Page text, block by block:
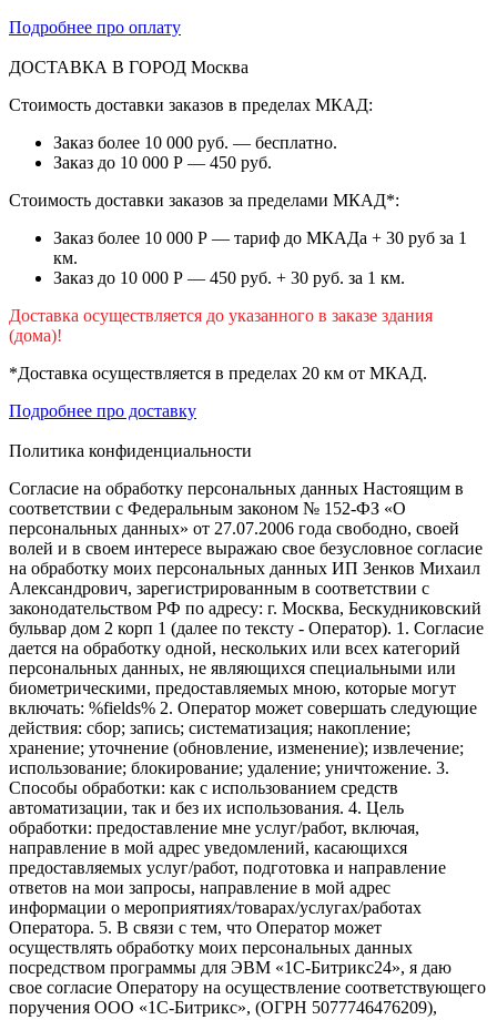
Подробнее про оплату
ДОСТАВКА В ГОРОД Москва
Стоимость доставки заказов в пределах МКАД:
Заказ более 10 000 руб. — бесплатно.
Заказ до 10 000 Р — 450 руб.
Стоимость доставки заказов за пределами МКАД*:
Заказ более 10 000 Р — тариф до МКАДа + 30 руб за 1
км.
Заказ до 10 000 Р — 450 руб. + 30 руб. за 1 км.
Доставка осуществляется до указанного в заказе здания
(дома)!
*Доставка осуществляется в пределах 20 км от МКАД.
Подробнее про доставку
Политика конфиденциальности
Согласие на обработку персональных данных Настоящим в
соответствии с Федеральным законом № 152-ФЗ «О
персональных данных» от 27.07.2006 года свободно, своей
волей и в своем интересе выражаю свое безусловное согласие
на обработку моих персональных данных ИП Зенков Михаил
Александрович, зарегистрированным в соответствии с
законодательством РФ по адресу: г. Москва, Бескудниковский
бульвар дом 2 корп 1 (далее по тексту - Оператор). 1. Согласие
дается на обработку одной, нескольких или всех категорий
персональных данных, не являющихся специальными или
биометрическими, предоставляемых мною, которые могут
включать: %fields% 2. Оператор может совершать следующие
действия: сбор; запись; систематизация; накопление;
хранение; уточнение (обновление, изменение); извлечение;
использование; блокирование; удаление; уничтожение. 3.
Способы обработки: как с использованием средств
автоматизации, так и без их использования. 4. Цель
обработки: предоставление мне услуг/работ, включая,
направление в мой адрес уведомлений, касающихся
предоставляемых услуг/работ, подготовка и направление
ответов на мои запросы, направление в мой адрес
информации о мероприятиях/товарах/услугах/работах
Оператора. 5. В связи с тем, что Оператор может
осуществлять обработку моих персональных данных
посредством программы для ЭВМ «1С-Битрикс24», я даю
свое согласие Оператору на осуществление соответствующего
поручения ООО «1С-Битрикс», (ОГРН 5077746476209),